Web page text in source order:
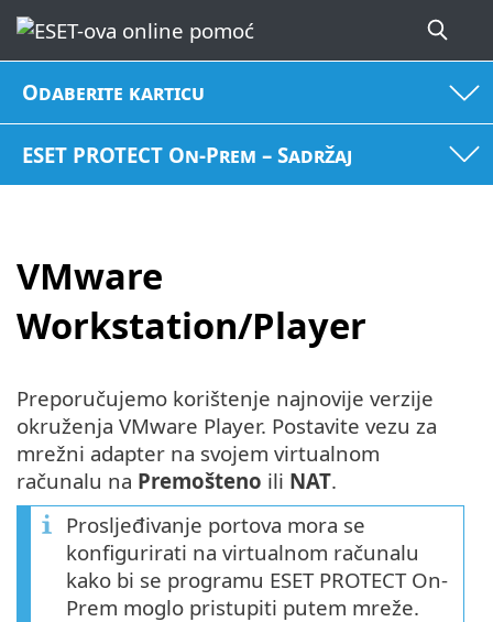
Odaberite karticu
ESET PROTECT On-Prem – Sadržaj
VMware
Workstation/Player
Preporučujemo korištenje najnovije verzije
okruženja VMware Player. Postavite vezu za
mrežni adapter na svojem virtualnom
računalu na Premošteno ili NAT.
Prosljeđivanje portova mora se
konfigurirati na virtualnom računalu
kako bi se programu ESET PROTECT On-
Prem moglo pristupiti putem mreže.